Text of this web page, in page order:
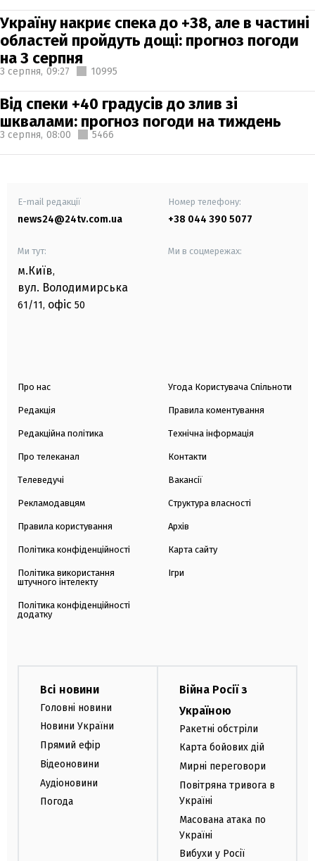
Україну накриє спека до +38, але в частині
областей пройдуть дощі: прогноз погоди
на 3 серпня
3 серпня, 09:27 10995
Від спеки +40 градусів до злив зі
шквалами: прогноз погоди на тиждень
3 серпня, 08:00 5466
E-mail редакції
news24@24tv.com.ua
Номер телефону:
+38 044 390 5077
Ми тут:
м.Київ,
вул. Володимирська
61/11, офіс 50
Ми в соцмережах:
Про нас
Редакція
Редакційна політика
Про телеканал
Телеведучі
Рекламодавцям
Правила користування
Політика конфіденційності
Політика використання
штучного інтелекту
Політика конфіденційності
додатку
Угода Користувача Спільноти
Правила коментування
Технічна інформація
Контакти
Вакансії
Структура власності
Архів
Карта сайту
Ігри
Всі новини
Головні новини
Новини України
Прямий ефір
Відеоновини
Аудіоновини
Погода
Війна Росії з
Україною
Ракетні обстріли
Карта бойових дій
Мирні переговори
Повітряна тривога в
Україні
Масована атака по
Україні
Вибухи у Росії